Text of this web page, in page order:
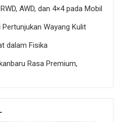
AWD, dan 4×4 pada Mobil
Wayang Kulit
dalam Fisika
Rasa Premium,